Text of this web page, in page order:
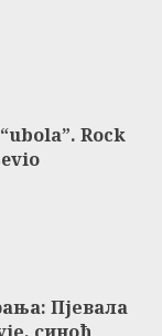
Rock
Пјевала
синоћ